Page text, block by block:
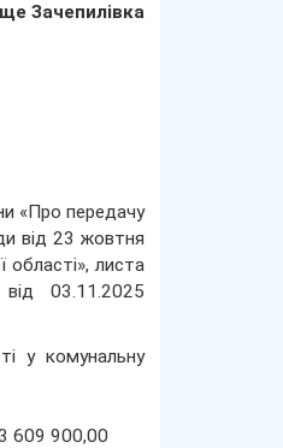
Зачепилівка
«Про передачу
від 23 жовтня
області», листа
від 03.11.2025
у комунальну
609 900,00